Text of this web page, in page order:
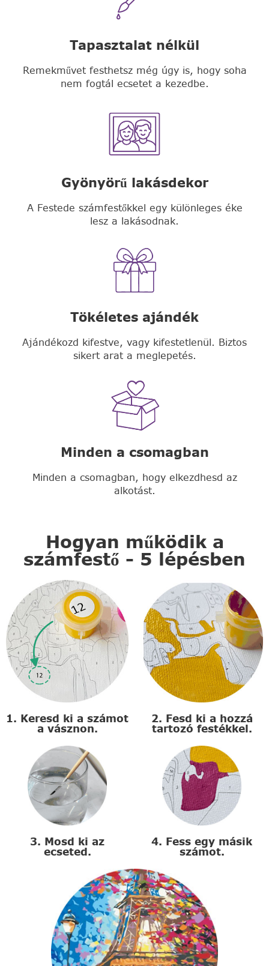
Tapasztalat nélkül
Remekművet festhetsz még úgy is, hogy soha
nem fogtál ecsetet a kezedbe.
Gyönyörű lakásdekor
A Festede számfestőkkel egy különleges éke
lesz a lakásodnak.
Tökéletes ajándék
Ajándékozd kifestve, vagy kifestetlenül. Biztos
sikert arat a meglepetés.
Minden a csomagban
Minden a csomagban, hogy elkezdhesd az
alkotást.
Hogyan működik a
számfestő - 5 lépésben
1. Keresd ki a számot
a vásznon.
2. Fesd ki a hozzá
tartozó festékkel.
3. Mosd ki az
ecseted.
4. Fess egy másik
számot.